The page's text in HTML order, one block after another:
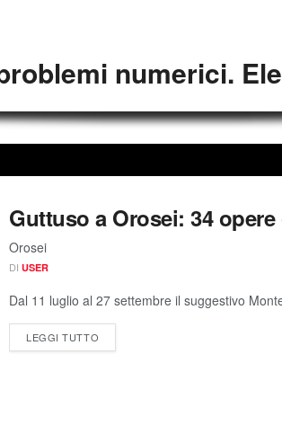
numerici.
Guttuso a Orosei: 34
Orosei
DI USER
Dal 11 luglio al 27 settembre il suggestivo
LEGGI TUTTO